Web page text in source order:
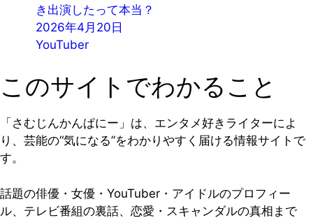
き出演したって本当？
2026年4月20日
YouTuber
このサイトでわかること
「さむじんかんぱにー」は、エンタメ好きライターによ
り、芸能の“気になる”をわかりやすく届ける情報サイトで
す。
話題の俳優・女優・YouTuber・アイドルのプロフィー
ル、テレビ番組の裏話、恋愛・スキャンダルの真相まで